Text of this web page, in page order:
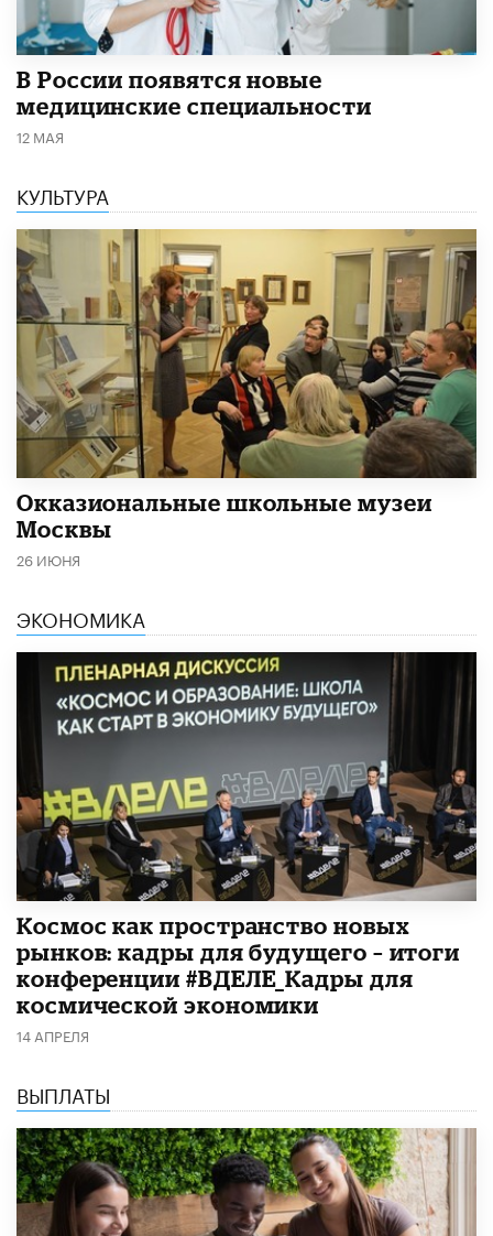
В России появятся новые
медицинские специальности
12 МАЯ
КУЛЬТУРА
​Окказиональные школьные музеи
Москвы
26 ИЮНЯ
ЭКОНОМИКА
Космос как пространство новых
рынков: кадры для будущего – итоги
конференции #ВДЕЛЕ_Кадры для
космической экономики
14 АПРЕЛЯ
ВЫПЛАТЫ